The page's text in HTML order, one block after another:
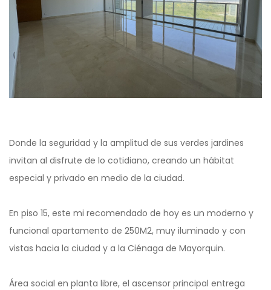
Donde la seguridad y la amplitud de sus verdes jardines
invitan al disfrute de lo cotidiano, creando un hábitat
especial y privado en medio de la ciudad.
En piso 15, este mi recomendado de hoy es un moderno y
funcional apartamento de 250M2, muy iluminado y con
vistas hacia la ciudad y a la Ciénaga de Mayorquin.
Área social en planta libre, el ascensor principal entrega